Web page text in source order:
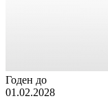
Годен до
01.02.2028